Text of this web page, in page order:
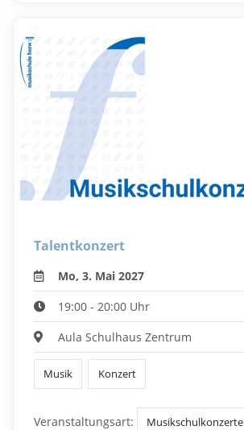
Talentkonzert
Mo, 3. Mai 2027
19:00 - 20:00 Uhr
Aula Schulhaus Zentrum
Musik Konzert
Veranstaltungsart: Musikschulkonzerte